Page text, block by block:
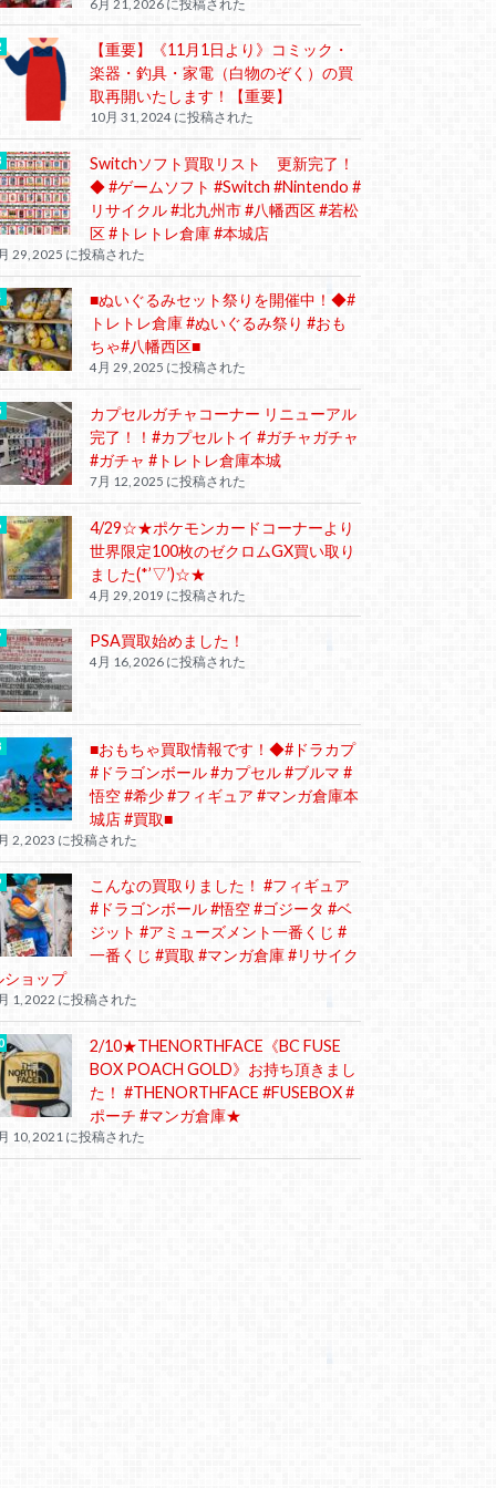
6月 21, 2026 に投稿された
【重要】《11月1日より》コミック・
楽器・釣具・家電（白物のぞく）の買
取再開いたします！【重要】
10月 31, 2024 に投稿された
Switchソフト買取リスト 更新完了！
◆ #ゲームソフト #Switch #Nintendo #
リサイクル #北九州市 #八幡西区 #若松
区 #トレトレ倉庫 #本城店
29, 2025 に投稿された
■ぬいぐるみセット祭りを開催中！◆#
トレトレ倉庫 #ぬいぐるみ祭り #おも
ちゃ#八幡西区■
4月 29, 2025 に投稿された
カプセルガチャコーナー リニューアル
完了！！#カプセルトイ #ガチャガチャ
#ガチャ #トレトレ倉庫本城
7月 12, 2025 に投稿された
4/29☆★ポケモンカードコーナーより
世界限定100枚のゼクロムGX買い取り
ました(*’▽’)☆★
4月 29, 2019 に投稿された
PSA買取始めました！
4月 16, 2026 に投稿された
■おもちゃ買取情報です！◆#ドラカプ
#ドラゴンボール #カプセル #ブルマ #
悟空 #希少 #フィギュア #マンガ倉庫本
城店 #買取■
2, 2023 に投稿された
こんなの買取りました！ #フィギュア
#ドラゴンボール #悟空 #ゴジータ #ベ
ジット #アミューズメント一番くじ #
一番くじ #買取 #マンガ倉庫 #リサイク
ショップ
1, 2022 に投稿された
2/10★THENORTHFACE《BC FUSE
BOX POACH GOLD》お持ち頂きまし
た！ #THENORTHFACE #FUSEBOX #
ポーチ #マンガ倉庫★
10, 2021 に投稿された